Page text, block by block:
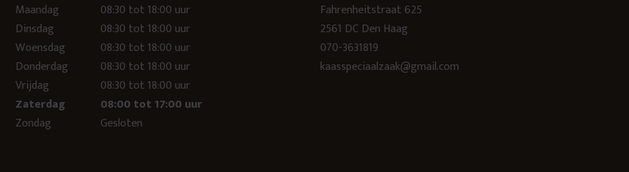
Maandag
08:30 tot 18:00 uur
Dinsdag
08:30 tot 18:00 uur
Woensdag
08:30 tot 18:00 uur
Donderdag
08:30 tot 18:00 uur
Vrijdag
08:30 tot 18:00 uur
Zaterdag
08:00 tot 17:00 uur
Zondag
Gesloten
Fahrenheitstraat 625
2561 DC Den Haag
070-3631819
kaasspeciaalzaak@gmail.com